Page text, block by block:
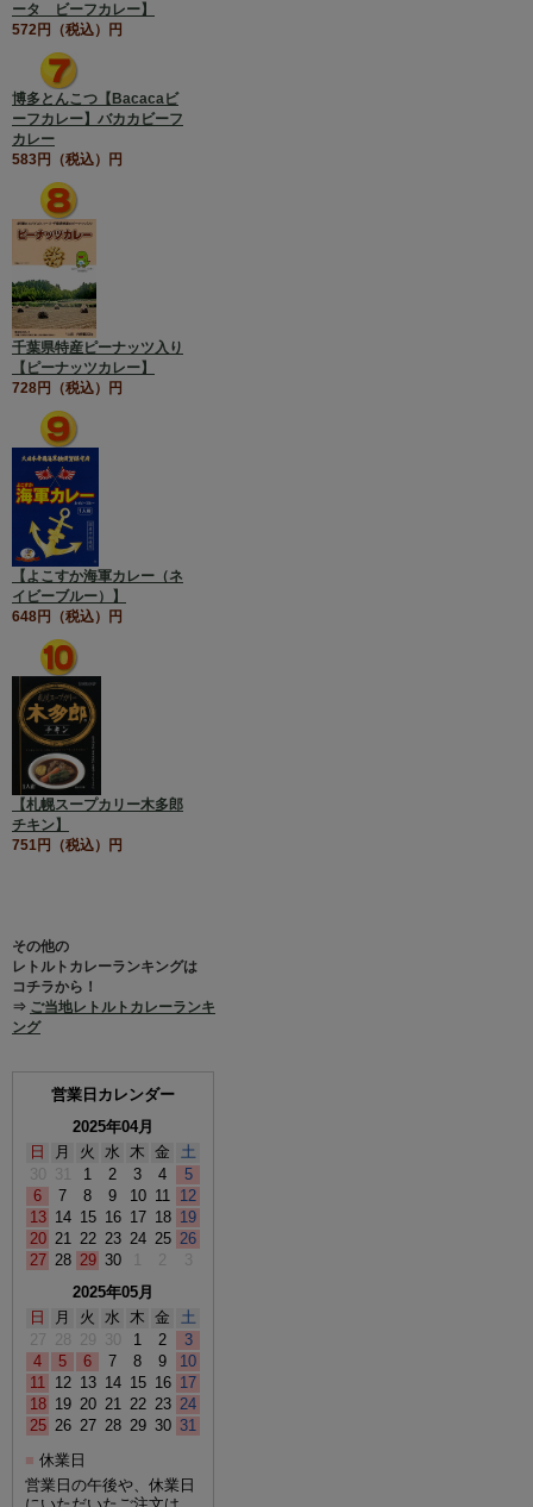
ータ ビーフカレー】
572円（税込）円
博多とんこつ【Bacacaビ
ーフカレー】バカカビーフ
カレー
583円（税込）円
千葉県特産ピーナッツ入り
【ピーナッツカレー】
728円（税込）円
【よこすか海軍カレー（ネ
イビーブルー）】
648円（税込）円
【札幌スープカリー木多郎
チキン】
751円（税込）円
その他の
レトルトカレーランキングは
コチラから！
⇒ ご当地レトルトカレーランキ
ング
営業日カレンダー
2025年04月
日
月 火 水 木 金
土
30
31 1 2 3 4
5
6
7 8 9 10 11 12
13 14 15 16 17 18 19
20 21 22 23 24 25 26
27 28 29 30 1 2
3
2025年05月
日
月 火 水 木 金
土
27 28 29 30 1 2
3
4
5 6 7 8 9
10
11 12 13 14 15 16 17
18 19 20 21 22 23 24
25 26 27 28 29 30 31
■ 休業日
営業日の午後や、休業日